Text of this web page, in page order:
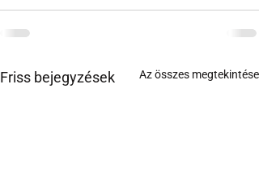
Friss bejegyzések Az összes megtekintése